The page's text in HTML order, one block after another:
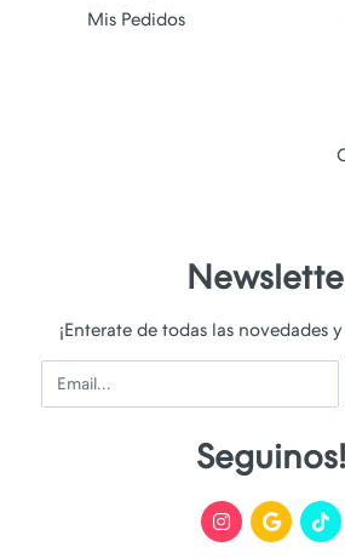
Mis Pedidos
¡Enterate de todas las novedades
Email
Seguinos!